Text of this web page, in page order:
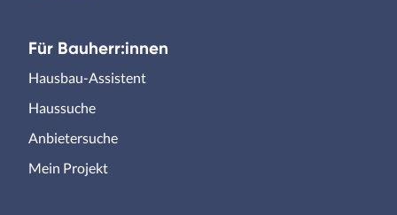
Für Bauherr:innen
Hausbau-Assistent
Haussuche
Anbietersuche
Mein Projekt